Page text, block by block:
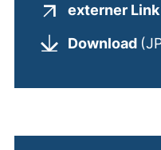
externer Link
Download